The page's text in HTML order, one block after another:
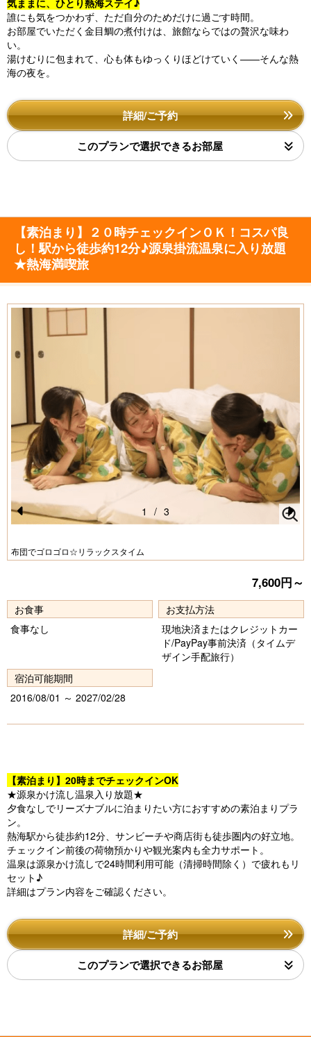
気ままに、ひとり熱海ステイ♪
誰にも気をつかわず、ただ自分のためだけに過ごす時間。
お部屋でいただく金目鯛の煮付けは、旅館ならではの贅沢な味わ
い。
湯けむりに包まれて、心も体もゆっくりほどけていく——そんな熱
海の夜を。
詳細/ご予約
このプランで選択できるお部屋
【素泊まり】２０時チェックインＯＫ！コスパ良
し！駅から徒歩約12分♪源泉掛流温泉に入り放題
★熱海満喫旅
Pr
e
u
s
布団でゴロゴロ☆リラックスタイム
1 / 3
7,600円～
お食事
食事なし
お支払方法
現地決済またはクレジットカー
ド/PayPay事前決済（タイムデ
ザイン手配旅行）
宿泊可能期間
2016/08/01 ～ 2027/02/28
【素泊まり】20時までチェックインOK
★源泉かけ流し温泉入り放題★
夕食なしでリーズナブルに泊まりたい方におすすめの素泊まりプラ
ン。
熱海駅から徒歩約12分、サンビーチや商店街も徒歩圏内の好立地。
チェックイン前後の荷物預かりや観光案内も全力サポート。
温泉は源泉かけ流しで24時間利用可能（清掃時間除く）で疲れもリ
セット♪
詳細はプラン内容をご確認ください。
詳細/ご予約
このプランで選択できるお部屋